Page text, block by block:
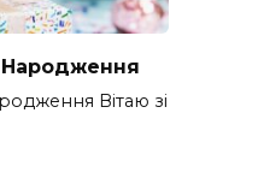
Вітаю зі